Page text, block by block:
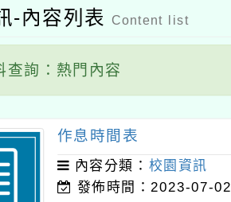
-內容列表 Content list
查詢：熱門內容
作息時間表
內容分類： 校園資訊
發佈時間：2023-07-02